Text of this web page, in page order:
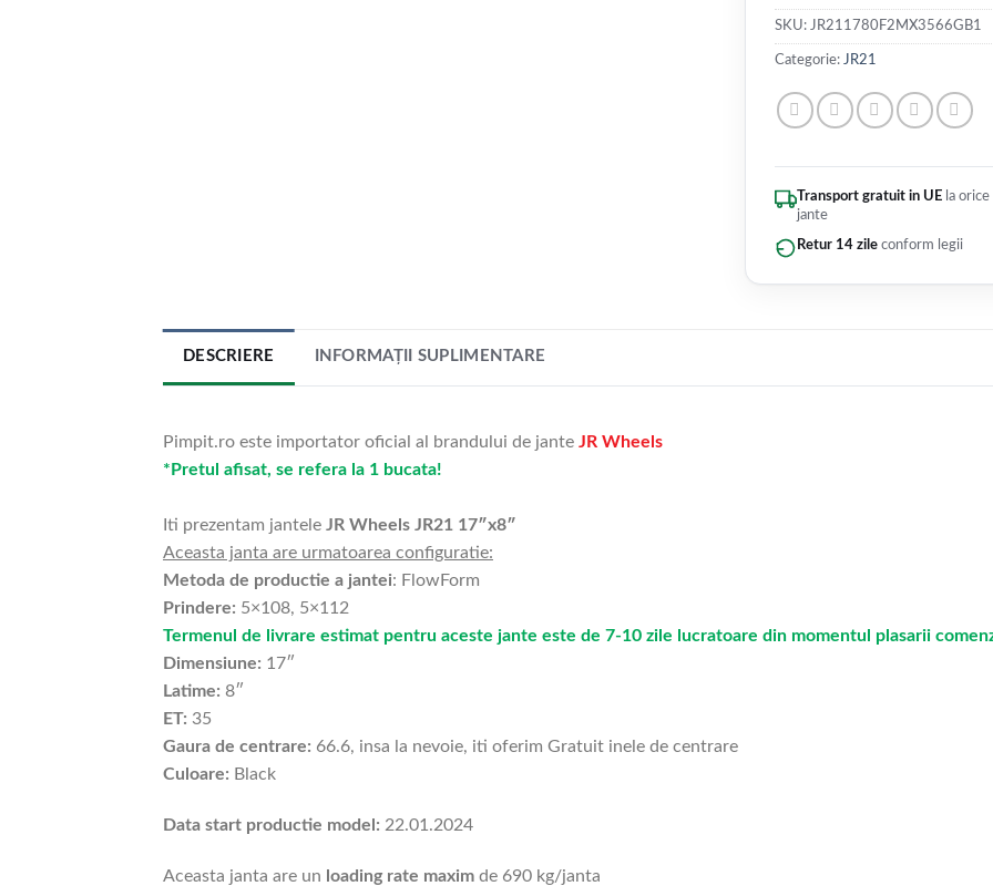
SKU: JR211780F2MX3566GB1
Categorie: JR21
Transport gratuit in UE la
jante
Retur 14 zile conform legii
DESCRIERE INFORMAȚII SUPLIMENTARE
Pimpit.ro este importator oficial al brandului de jante JR Wheels
*Pretul afisat, se refera la 1 bucata!
Iti prezentam jantele JR Wheels JR21 17″x8″
Aceasta janta are urmatoarea configuratie:
Metoda de productie a jantei: FlowForm
Prindere: 5×108, 5×112
Termenul de livrare estimat pentru aceste jante este de 7-10 zile lucratoare din momentul plasarii
Dimensiune: 17″
Latime: 8″
ET: 35
Gaura de centrare: 66.6, insa la nevoie, iti oferim Gratuit inele de centrare
Culoare: Black
Data start productie model: 22.01.2024
Aceasta janta are un loading rate maxim de 690 kg/janta